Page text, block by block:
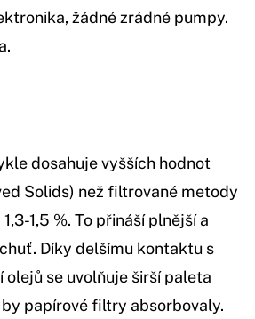
žádné zrádné pumpy.
dosahuje vyšších hodnot
Solids) než filtrované metody
1,5 %. To přináší plnější a
Díky delšímu kontaktu s
olejů se uvolňuje širší paleta
papírové filtry absorbovaly.